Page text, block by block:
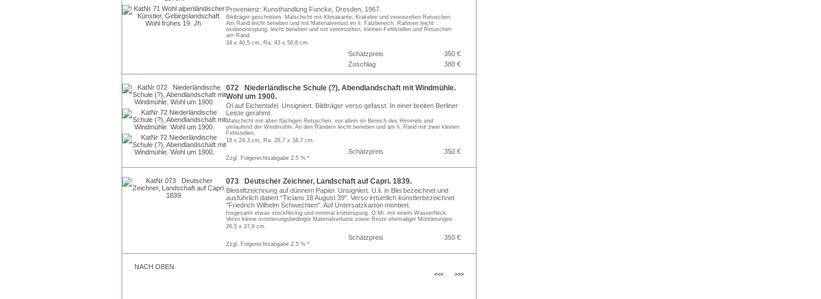
Provenienz: Kunsthandlung Funcke, Dresden, 1967.
Bildträger geschnitten. Malschicht mit Klimakante, Krakelee und vereinzelten Retuschen.
Am Rand leicht berieben und mit Materialverlust im li. Falzbereich. Rahmen leicht
oxidationsspurig, leicht berieben und mit vereinzelten, kleinen Fehlstellen und Retuschen
am Rand.
34 x 40,5 cm, Ra. 43 x 50,8 cm.
Schätzpreis
350 €
Zuschlag
380 €
072 Niederländische Schule (?), Abendlandschaft mit Windmühle.
Wohl um 1900.
Öl auf Eichentafel. Unsigniert. Bildträger verso gefasst. In einer breiten Berliner
Leiste gerahmt.
Malschicht mit alten flächigen Retuschen, vor allem im Bereich des Himmels und
umlaufend der Windmühle. An den Rändern leicht berieben und am li. Rand mit zwei kleinen
Fehlstellen.
18 x 24,3 cm, Ra. 28,7 x 34,7 cm.
Schätzpreis 350 €
Zzgl. Folgerechtsabgabe 2.5 % *
073 Deutscher Zeichner, Landschaft auf Capri. 1839.
Bleistiftzeichnung auf dünnem Papier. Unsigniert. U.li. in Blei bezeichnet und
ausführlich datiert "Ticiano 18 August 39". Verso irrtümlich künstlerbezeichnet
"Friedrich Wilhelm Schwechten". Auf Untersatzkarton montiert.
Insgesamt etwas stockfleckig und minimal knitterspurig. O.Mi. mit einem Wasserfleck.
Verso kleine montierungsbedingte Materialverluste sowie Reste ehemaliger Montierungen.
26,5 x 37,6 cm.
Schätzpreis 350 €
Zzgl. Folgerechtsabgabe 2.5 % *
NACH OBEN
<<< >>>